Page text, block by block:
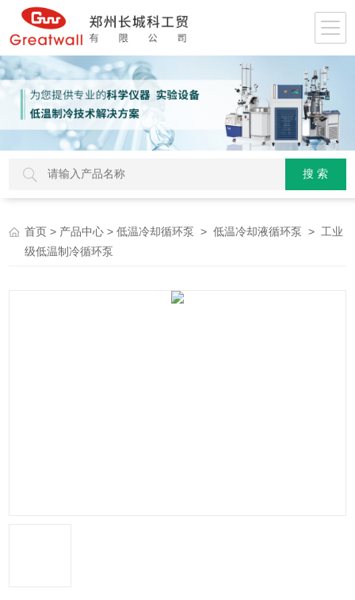
首页 > 产品中心 >低温冷却循环泵 >低温冷却液循环泵
> 工业
级低温制冷循环泵